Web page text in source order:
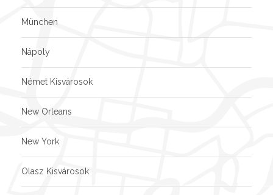
München
Nápoly
Német Kisvárosok
New Orleans
New York
Olasz Kisvárosok